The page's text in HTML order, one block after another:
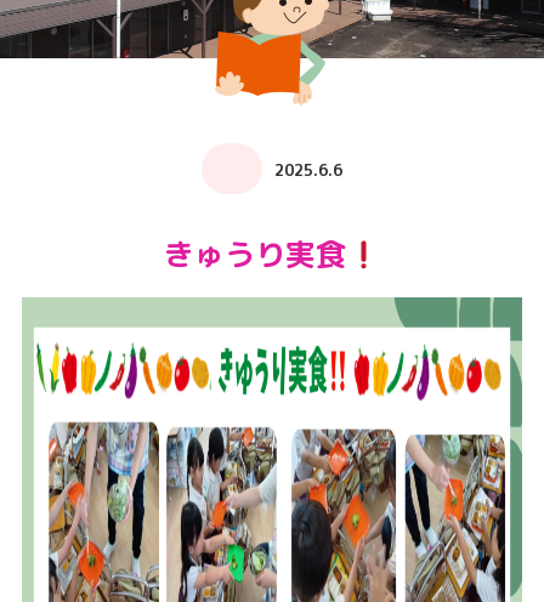
2025.6.6
きゅうり実食